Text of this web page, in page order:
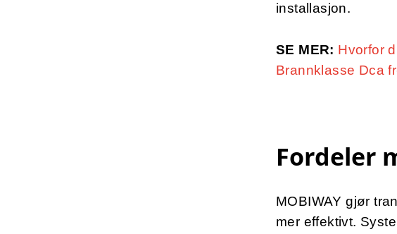
installasjon.
SE MER: Hvorfor
Brannklasse Dca
Fordeler
MOBIWAY gjør
mer effektivt.